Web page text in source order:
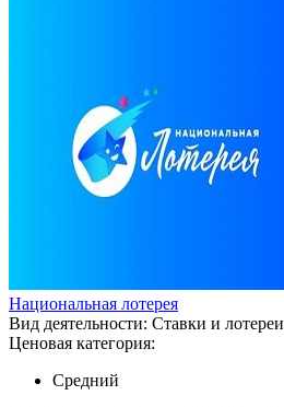
Национальная лотерея
Вид деятельности: Ставки и лотереи
Ценовая категория:
Средний